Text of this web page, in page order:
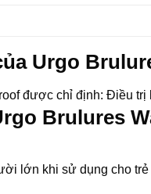
Urgo
được chỉ định: Điều
Brulures
lớn khi sử dụng cho